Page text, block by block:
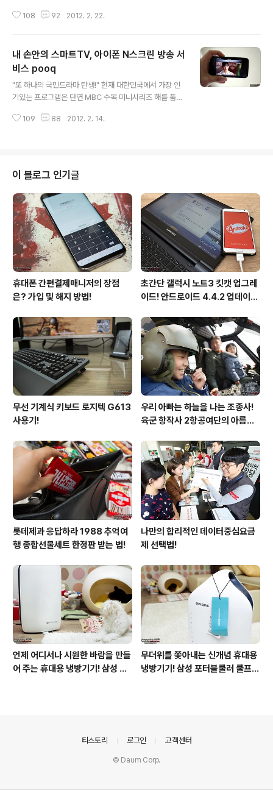
같은 질문이다. 사람들은 지금 이 시간에도 만남과 이별을
다. 그렇게 우리는 수 많은 감정을 공유하며 살아가고 있다.
세상에서 가장 행복한 때가 있는가 하면 때로는 부끄럽고
슬프고 심지어 비참한 순간까지도 마주하게 된다. 하지만
그런 감정들을 통해 우리는 비로소 더욱 성숙해지고 강해
생각하게끔 한다. "지금은 연애중!" 제목에서 알 수 있듯이
108 92 2012. 2. 22.
내 손안의 스마트TV, 아이폰 N스크린 방송 서
비스 pooq
"또 하나의 국민드라마 탄생!" 현재 대한민국에서 가장 인
기있는 프로그램은 단연 MBC 수목 미니시리즈 해를 품은
현재 방영 중인 전체 프로그램 중 당당히 1위를 차지하고
않는 미스테리이다. "하지만 나에겐 pooq가 있다!" 하지
만 우리는 최첨단 IT 기술의 혜택을 받으며 살아가고 있다.
그 중에서는 통신 분야는 많은 사람들에게 지금껏 접하지
못한 최고의 편의성을 선사하고 있다. 나는 아이폰에 설치
되어 있는 실시간 방송 어플리케이션을 통해 시간이 맞지
않아 보지 못한 프로..
109 88 2012. 2. 14.
이 블로그 인기글
휴대폰 간편결제매니저의 장점
은? 가입 및 해지 방법!
초간단 갤럭시 노트3 킷캣 업그레
이드! 안드로이드 4.4.2 업데이트
무선 기계식 키보드 로지텍 G613
사용기!
우리 아빠는 하늘을 나는 조종사!
육군 항작사 2항공여단의 아름다
롯데제과 응답하라 1988 추억여
행 종합선물세트 한정판 받는 법!
나만의 합리적인 데이터중심요금
제 선택법!
언제 어디서나 시원한 바람을 만들
어 주는 휴대용 냉방기기! 삼성 포
무더위를 쫓아내는 신개념 휴대용
냉방기기! 삼성 포터블쿨러 쿨프레
티스토리 로그인 고객센터
© Daum Corp.